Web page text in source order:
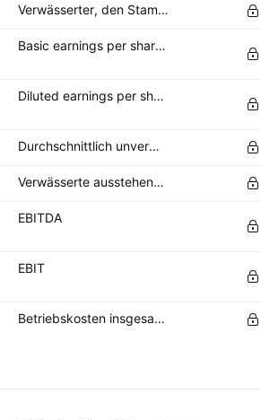
Verwässerter, den Stammaktionären zustehender Nettogewinn
Basic earnings per share (basic EPS)
Diluted earnings per share (diluted EPS)
Durchschnittlich unverwässerte Aktien im Umlauf
Verwässerte ausstehende Aktien
EBITDA
EBIT
Betriebskosten insgesamt